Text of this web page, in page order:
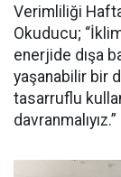
Verimliliği
Okuducu;
enerjide dışa
yaşanabilir bir
tasarruflu